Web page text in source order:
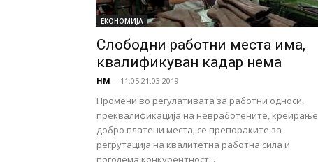
ЕКОНОМИЈА
Слободни работни места има,
квалификуван кадар нема
НМ - 11:05 21.03.2019
Промени во регулативата за работни односи,
преквалификација на невра­ботените, креирање
добро пла­тени места, се препораките за
регрутација на квалитетна работна сила и
поголема конкурентност...